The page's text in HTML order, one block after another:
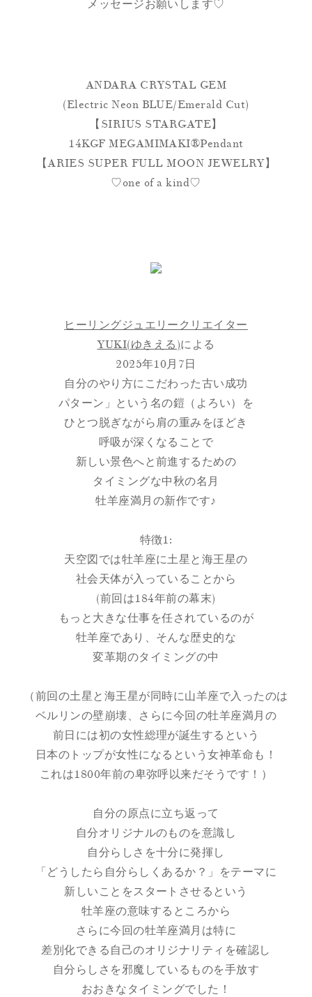
メッセージお願いします♡
ANDARA CRYSTAL GEM
(Electric Neon BLUE/Emerald Cut)
【SIRIUS STARGATE】
14KGF MEGAMIMAKI®︎Pendant
【ARIES SUPER FULL MOON JEWELRY】
♡one of a kind♡
ヒーリングジュエリークリエイター
YUKI(ゆきえる)による
2025年10月7日
自分のやり方にこだわった古い成功
パターン」という名の鎧（よろい）を
ひとつ脱ぎながら肩の重みをほどき
呼吸が深くなることで
新しい景色へと前進するための
タイミングな中秋の名月
牡羊座満月の新作です♪
特徴1:
天空図では牡羊座に土星と海王星の
社会天体が入っていることから
(前回は184年前の幕末)
もっと大きな仕事を任されているのが
牡羊座であり、そんな歴史的な
変革期のタイミングの中
（前回の土星と海王星が同時に山羊座で入ったのは
ベルリンの壁崩壊、さらに今回の牡羊座満月の
前日には初の女性総理が誕生するという
日本のトップが女性になるという女神革命も！
これは1800年前の卑弥呼以来だそうです！）
自分の原点に立ち返って
自分オリジナルのものを意識し
自分らしさを十分に発揮し
「どうしたら自分らしくあるか？」をテーマに
新しいことをスタートさせるという
牡羊座の意味するところから
さらに今回の牡羊座満月は特に
差別化できる自己のオリジナリティを確認し
自分らしさを邪魔しているものを手放す
おおきなタイミングでした！